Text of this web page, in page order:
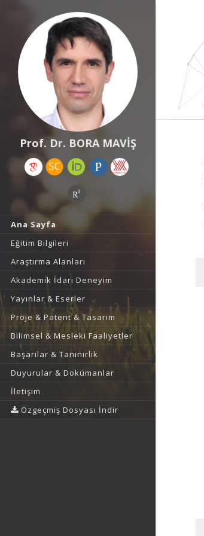
Prof. Dr. BORA MAVİŞ
Ana Sayfa
Eğitim Bilgileri
Araştırma Alanları
Akademik İdari Deneyim
Yayınlar & Eserler
Proje & Patent & Tasarım
Bilimsel & Mesleki Faaliyetler
Başarılar & Tanınırlık
Duyurular & Dokümanlar
İletişim
Özgeçmiş Dosyası İndir